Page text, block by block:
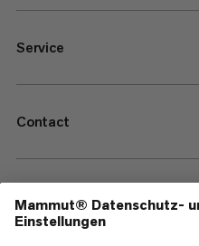
Service
Contact